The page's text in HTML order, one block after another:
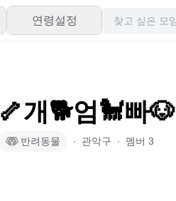
연령설정
🦴개🐕엄🐩빠🐶
반려동물 ∙ 관악구 ∙ 멤버 3